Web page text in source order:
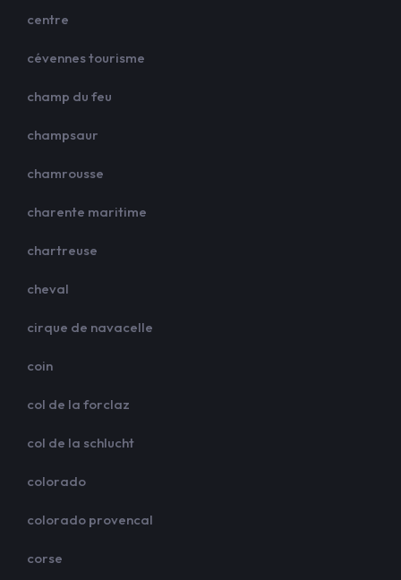
centre
cévennes tourisme
champ du feu
champsaur
chamrousse
charente maritime
chartreuse
cheval
cirque de navacelle
coin
col de la forclaz
col de la schlucht
colorado
colorado provencal
corse